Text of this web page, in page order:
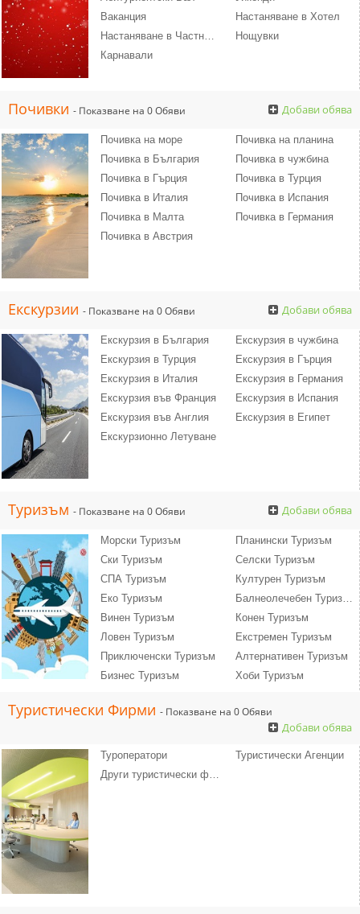
Ваканция
Настаняване в Хотел
Настаняване в Частна Квартира
Нощувки
Карнавали
Почивки - Показване на 0 Обяви Добави обява
Почивка на море
Почивка на планина
Почивка в България
Почивка в чужбина
Почивка в Гърция
Почивка в Турция
Почивка в Италия
Почивка в Испания
Почивка в Малта
Почивка в Германия
Почивка в Австрия
Екскурзии - Показване на 0 Обяви Добави обява
Екскурзия в България
Екскурзия в чужбина
Екскурзия в Турция
Екскурзия в Гърция
Екскурзия в Италия
Екскурзия в Германия
Екскурзия във Франция
Екскурзия в Испания
Екскурзия във Англия
Екскурзия в Египет
Екскурзионно Летуване
Туризъм - Показване на 0 Обяви Добави обява
Морски Туризъм
Планински Туризъм
Ски Туризъм
Селски Туризъм
СПА Туризъм
Културен Туризъм
Еко Туризъм
Балнеолечебен Туризъм
Винен Туризъм
Конен Туризъм
Ловен Туризъм
Екстремен Туризъм
Приключенски Туризъм
Алтернативен Туризъм
Бизнес Туризъм
Хоби Туризъм
Туристически Фирми - Показване на 0 Обяви
Добави обява
Туроператори
Туристически Агенции
Други туристически фирми